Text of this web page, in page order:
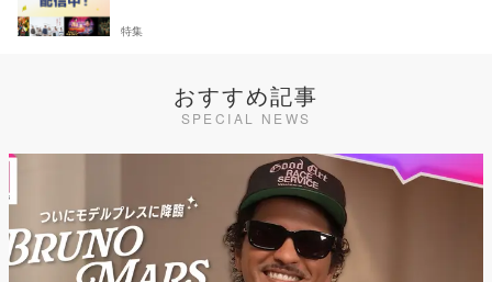
特集
おすすめ記事
SPECIAL NEWS